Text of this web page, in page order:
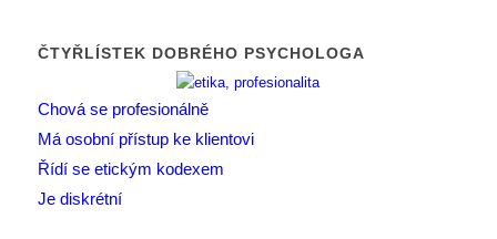
ČTYŘLÍSTEK DOBRÉHO PSYCHOLOGA
Chová se profesionálně
Má osobní přístup ke klientovi
Řídí se etickým kodexem
Je diskrétní